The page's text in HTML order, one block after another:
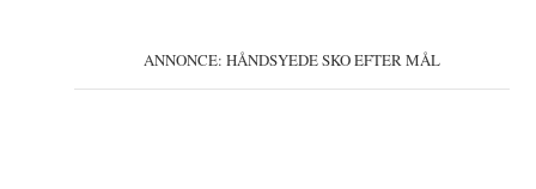
ANNONCE: HÅNDSYEDE SKO EFTER MÅL